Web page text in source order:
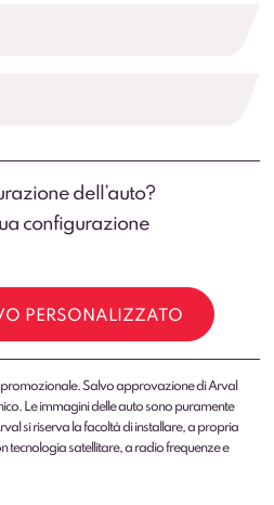
dell’auto?
configurazione
PERSONALIZZATO
Salvo approvazione di Arval
Le immagini delle auto sono puramente
si riserva la facoltà di installare, a propria
tecnologia satellitare, a radio frequenze e